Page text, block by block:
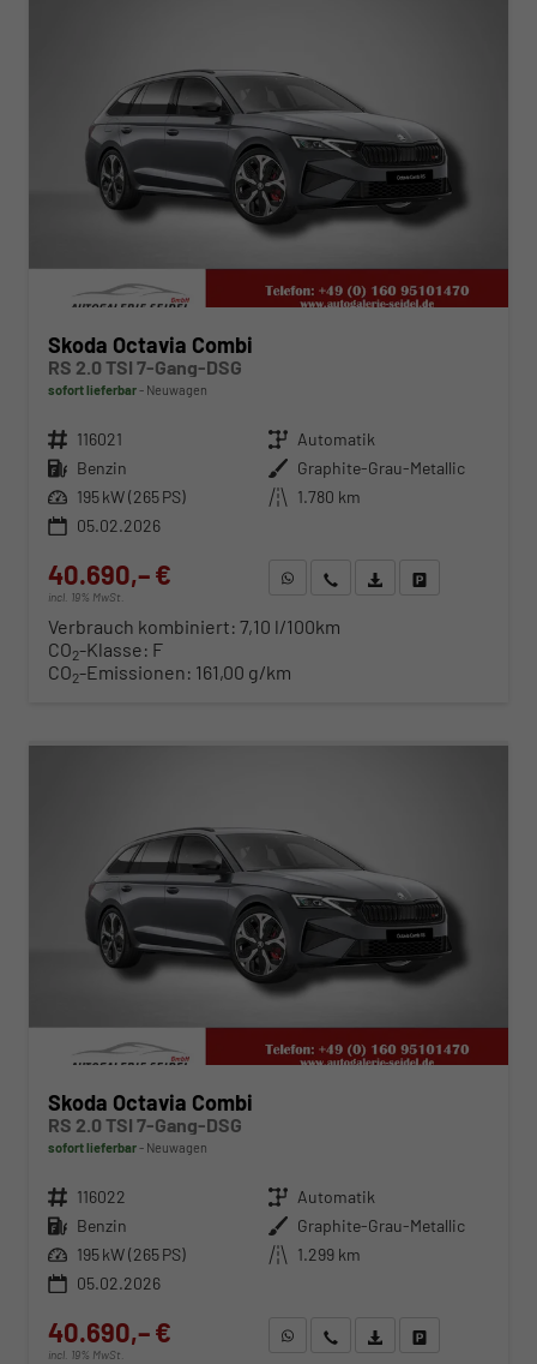
Skoda Octavia Combi
RS 2.0 TSI 7-Gang-DSG
sofort lieferbar Neuwagen
Fahrzeugnr. 116021 Getriebe Automatik
Kraftstoff Benzin Außenfarbe Graphite-Grau-Metallic
Leistung 195 kW (265 PS) Kilometerstand 1.780 km
05.02.2026
40.690,– €
incl. 19% MwSt.
WhatsApp anfragen
Wir rufen Sie anFahrzeugexposé (PDF)
Verbrauch kombiniert: 7,10 l/100km
CO2-Klasse: F
CO2-Emissionen: 161,00 g/km
Skoda Octavia Combi
RS 2.0 TSI 7-Gang-DSG
sofort lieferbar Neuwagen
Fahrzeugnr. 116022 Getriebe Automatik
Kraftstoff Benzin Außenfarbe Graphite-Grau-Metallic
Leistung 195 kW (265 PS) Kilometerstand 1.299 km
05.02.2026
40.690,– €
incl. 19% MwSt.
WhatsApp anfragen
Wir rufen Sie anFahrzeugexposé (PDF)